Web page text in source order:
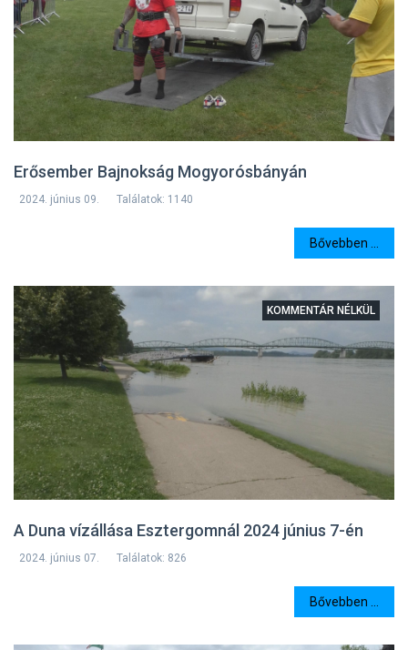
Erősember Bajnokság Mogyorósbányán
2024. június 09. Találatok: 1140
Bővebben ...
A Duna vízállása Esztergomnál 2024 június 7-én
KOMMENTÁR NÉLKÜL
2024. június 07. Találatok: 826
Bővebben ...